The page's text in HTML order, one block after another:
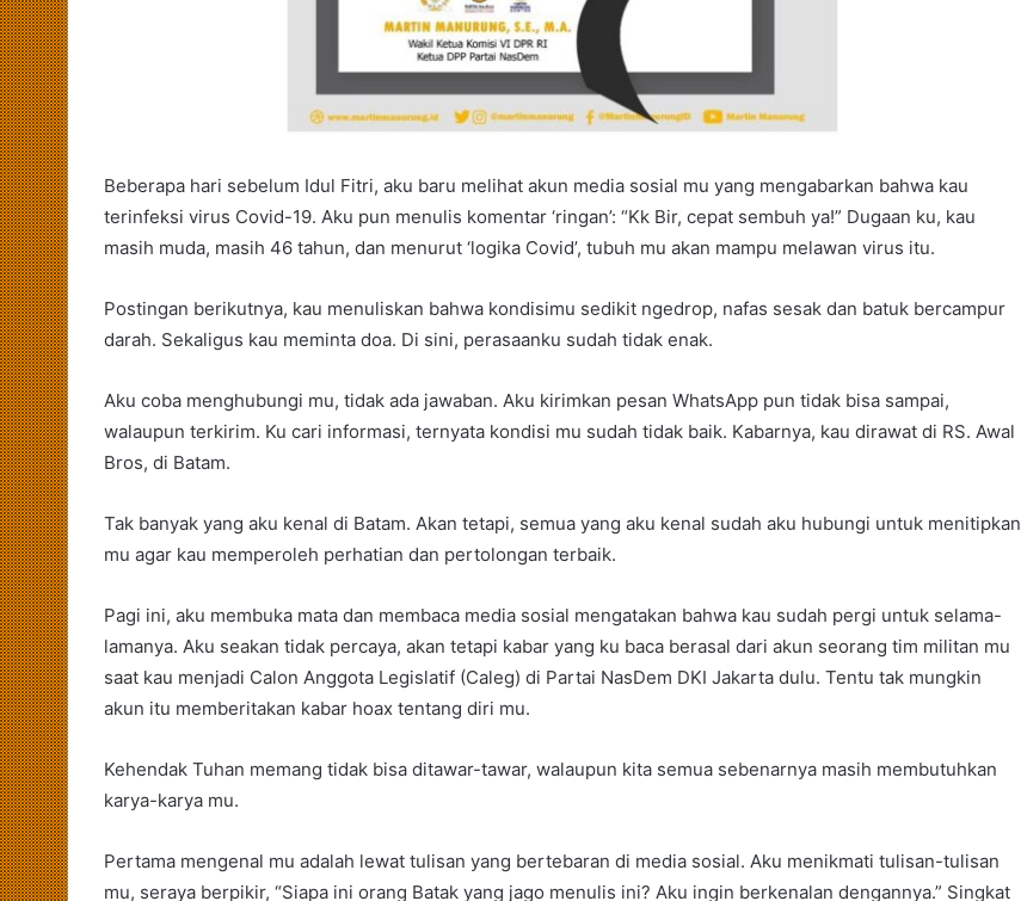
Beberapa hari sebelum Idul Fitri, aku baru melihat akun media sosial mu yang mengabarkan bahwa kau
terinfeksi virus Covid-19. Aku pun menulis komentar ‘ringan’: “Kk Bir, cepat sembuh ya!” Dugaan ku, kau
masih muda, masih 46 tahun, dan menurut ‘logika Covid’, tubuh mu akan mampu melawan virus itu.
Postingan berikutnya, kau menuliskan bahwa kondisimu sedikit ngedrop, nafas sesak dan batuk bercampur
darah. Sekaligus kau meminta doa. Di sini, perasaanku sudah tidak enak.
Aku coba menghubungi mu, tidak ada jawaban. Aku kirimkan pesan WhatsApp pun tidak bisa sampai,
walaupun terkirim. Ku cari informasi, ternyata kondisi mu sudah tidak baik. Kabarnya, kau dirawat di RS. Awal
Bros, di Batam.
Tak banyak yang aku kenal di Batam. Akan tetapi, semua yang aku kenal sudah aku hubungi untuk menitipkan
mu agar kau memperoleh perhatian dan pertolongan terbaik.
Pagi ini, aku membuka mata dan membaca media sosial mengatakan bahwa kau sudah pergi untuk selama-
lamanya. Aku seakan tidak percaya, akan tetapi kabar yang ku baca berasal dari akun seorang tim militan mu
saat kau menjadi Calon Anggota Legislatif (Caleg) di Partai NasDem DKI Jakarta dulu. Tentu tak mungkin
akun itu memberitakan kabar hoax tentang diri mu.
Kehendak Tuhan memang tidak bisa ditawar-tawar, walaupun kita semua sebenarnya masih membutuhkan
karya-karya mu.
Pertama mengenal mu adalah lewat tulisan yang bertebaran di media sosial. Aku menikmati tulisan-tulisan
mu, seraya berpikir, “Siapa ini orang Batak yang jago menulis ini? Aku ingin berkenalan dengannya.” Singkat